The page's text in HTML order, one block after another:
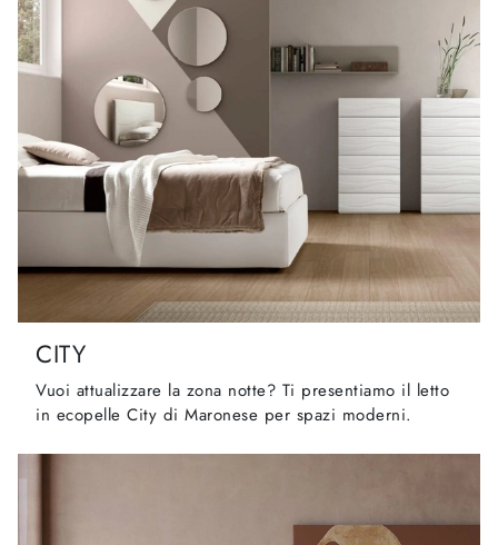
CITY
Vuoi attualizzare la zona notte? Ti presentiamo il letto
in ecopelle City di Maronese per spazi moderni.